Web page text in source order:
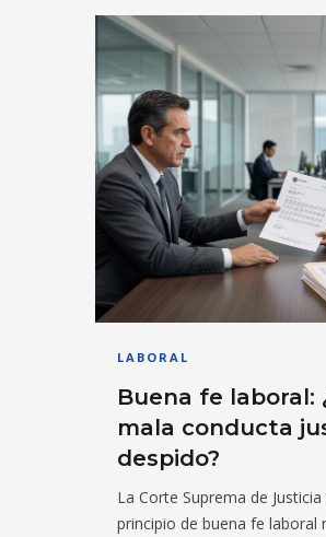
LABORAL
Buena fe laboral:
mala conducta
despido?
La Corte Suprema de
principio de buena fe laboral